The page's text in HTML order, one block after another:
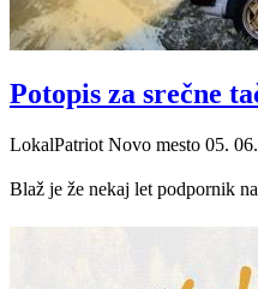
Potopis za srečne
LokalPatriot Novo mesto 05.
Blaž je že nekaj let podpornik